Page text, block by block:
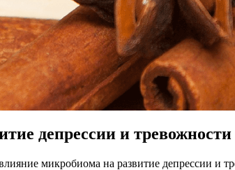
депрессии и тревожности
микробиома на развитие депрессии и